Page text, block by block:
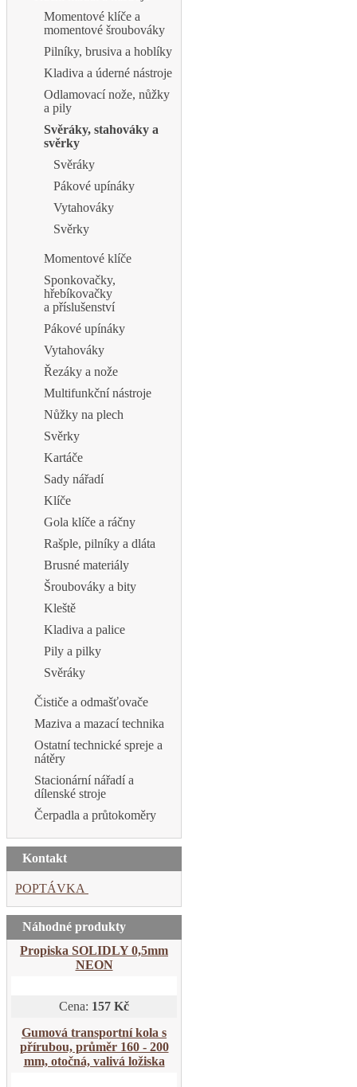
Momentové klíče a
momentové šroubováky
Pilníky, brusiva a hoblíky
Kladiva a úderné nástroje
Odlamovací nože, nůžky
a pily
Svěráky, stahováky a
svěrky
Svěráky
Pákové upínáky
Vytahováky
Svěrky
Momentové klíče
Sponkovačky,
hřebíkovačky
a příslušenství
Pákové upínáky
Vytahováky
Řezáky a nože
Multifunkční nástroje
Nůžky na plech
Svěrky
Kartáče
Sady nářadí
Klíče
Gola klíče a ráčny
Rašple, pilníky a dláta
Brusné materiály
Šroubováky a bity
Kleště
Kladiva a palice
Pily a pilky
Svěráky
Čističe a odmašťovače
Maziva a mazací technika
Ostatní technické spreje a
nátěry
Stacionární nářadí a
dílenské stroje
Čerpadla a průtokoměry
Kontakt
POPTÁVKA
Náhodné produkty
Propiska SOLIDLY 0,5mm
NEON
Cena: 157 Kč
Gumová transportní kola s
přírubou, průměr 160 - 200
mm, otočná, valivá ložiska